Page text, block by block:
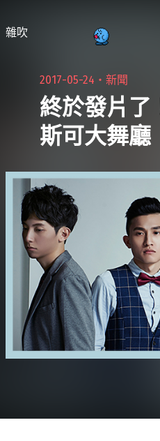
雜吹
2017-05-24・新聞
終於發片了
斯可大舞廳